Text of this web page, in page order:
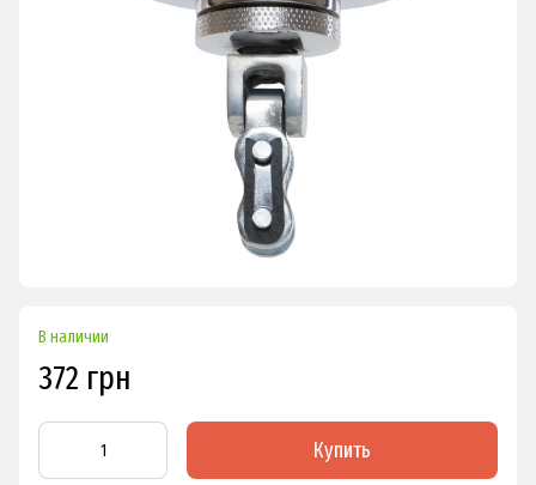
В наличии
372 грн
Купить